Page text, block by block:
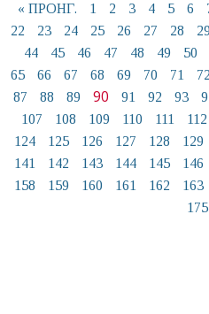
« ΠΡΟΗΓ. 1 2 3 4 5 6
22
23 24 25 26 27 28 29
44
45 46 47 48 49 50
65
66 67 68 69 70 71 72
87
88 89 90 91 92 93
107
108 109 110 111 112
124
125 126 127 128 129
141
142 143 144 145 146
158
159 160 161 162 163
175